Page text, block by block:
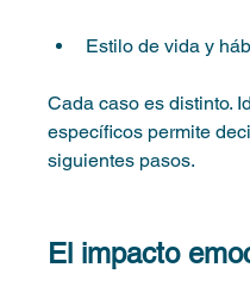
Estilo de vida y
Cada caso es distinto.
específicos permite
siguientes pasos.
El impacto